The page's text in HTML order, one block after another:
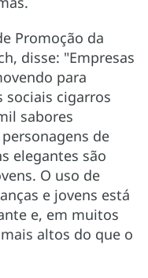
Promoção da
disse: "Empresas
para
sociais cigarros
sabores
de
elegantes são
O uso de
e jovens está
e, em muitos
altos do que o